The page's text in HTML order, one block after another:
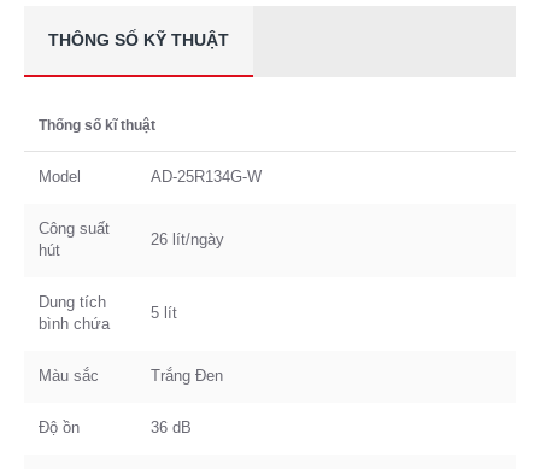
THÔNG SỐ KỸ THUẬT
Thống số kĩ thuật
Model AD-25R134G-W
Công suất
hút
26 lít/ngày
Dung tích
bình chứa
5 lít
Màu sắc Trắng Đen
Độ ồn 36 dB